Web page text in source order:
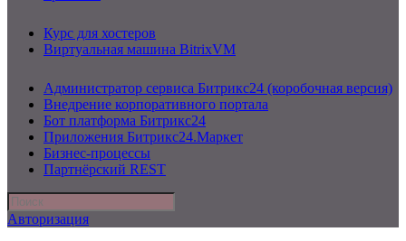
Курс для хостеров
Виртуальная машина BitrixVM
Администратор сервиса Битрикс24 (коробочная версия)
Внедрение корпоративного портала
Бот платформа Битрикс24
Приложения Битрикс24.Маркет
Бизнес-процессы
Партнёрский REST
Авторизация